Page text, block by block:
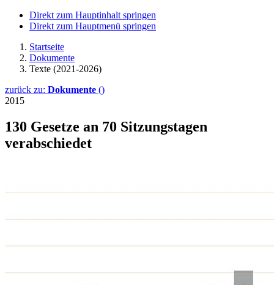
Direkt zum Hauptinhalt springen
Direkt zum Hauptmenü springen
Startseite
Dokumente
Texte (2021-2026)
zurück zu: Dokumente ()
2015
130 Gesetze an 70 Sitzungs­tagen
verabschiedet